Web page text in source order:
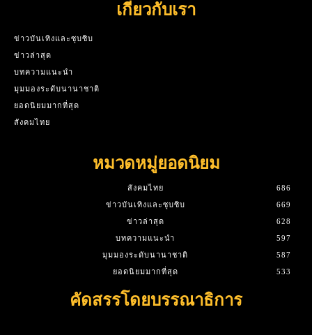
เกี่ยวกับเรา
ข่าวบันเทิงและซุบซิบ
ข่าวล่าสุด
บทความแนะนำ
มุมมองระดับนานาชาติ
ยอดนิยมมากที่สุด
สังคมไทย
หมวดหมู่ยอดนิยม
สังคมไทย
686
ข่าวบันเทิงและซุบซิบ
669
ข่าวล่าสุด
628
บทความแนะนำ
597
มุมมองระดับนานาชาติ
587
ยอดนิยมมากที่สุด
533
คัดสรรโดยบรรณาธิการ